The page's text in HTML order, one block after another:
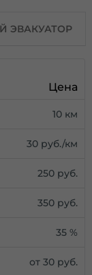
ЭВАКУАТОР
Цена
10 км
30 руб./км
250 руб.
350 руб.
35 %
от 30 руб.